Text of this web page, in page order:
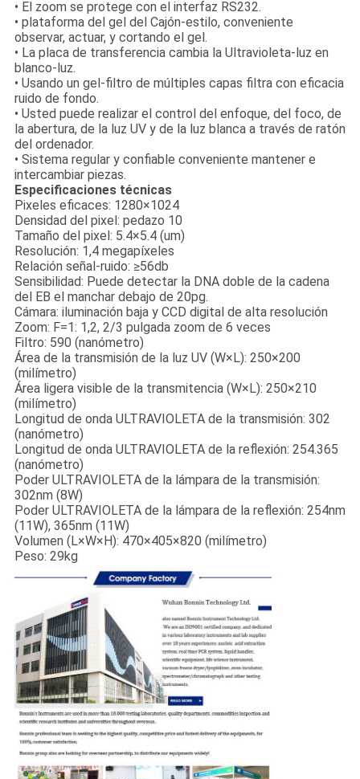
• El zoom se protege con el interfaz RS232.
• plataforma del gel del Cajón-estilo, conveniente
observar, actuar, y cortando el gel.
• La placa de transferencia cambia la Ultravioleta-luz en
blanco-luz.
• Usando un gel-filtro de múltiples capas filtra con eficacia
ruido de fondo.
• Usted puede realizar el control del enfoque, del foco, de
la abertura, de la luz UV y de la luz blanca a través de ratón
del ordenador.
• Sistema regular y confiable conveniente mantener e
intercambiar piezas.
Especificaciones técnicas
Pixeles eficaces: 1280×1024
Densidad del pixel: pedazo 10
Tamaño del pixel: 5.4×5.4 (um)
Resolución: 1,4 megapíxeles
Relación señal-ruido: ≥56db
Sensibilidad: Puede detectar la DNA doble de la cadena
del EB el manchar debajo de 20pg.
Cámara: iluminación baja y CCD digital de alta resolución
Zoom: F=1: 1,2, 2/3 pulgada zoom de 6 veces
Filtro: 590 (nanómetro)
Área de la transmisión de la luz UV (W×L): 250×200
(milímetro)
Área ligera visible de la transmitencia (W×L): 250×210
(milímetro)
Longitud de onda ULTRAVIOLETA de la transmisión: 302
(nanómetro)
Longitud de onda ULTRAVIOLETA de la reflexión: 254.365
(nanómetro)
Poder ULTRAVIOLETA de la lámpara de la transmisión:
302nm (8W)
Poder ULTRAVIOLETA de la lámpara de la reflexión: 254nm
(11W), 365nm (11W)
Volumen (L×W×H): 470×405×820 (milímetro)
Peso: 29kg